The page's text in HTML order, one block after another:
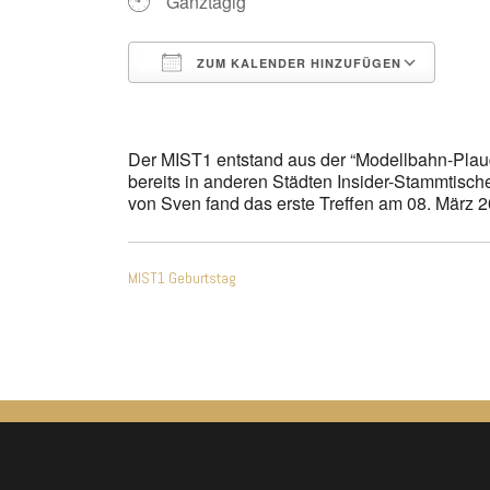
ZUM KALENDER HINZUFÜGEN
Der MIST1 entstand aus der “Modellbahn-
bereits in anderen Städten Insider-
von Sven fand das erste Treffen am 08. März
MIST1 Geburtstag